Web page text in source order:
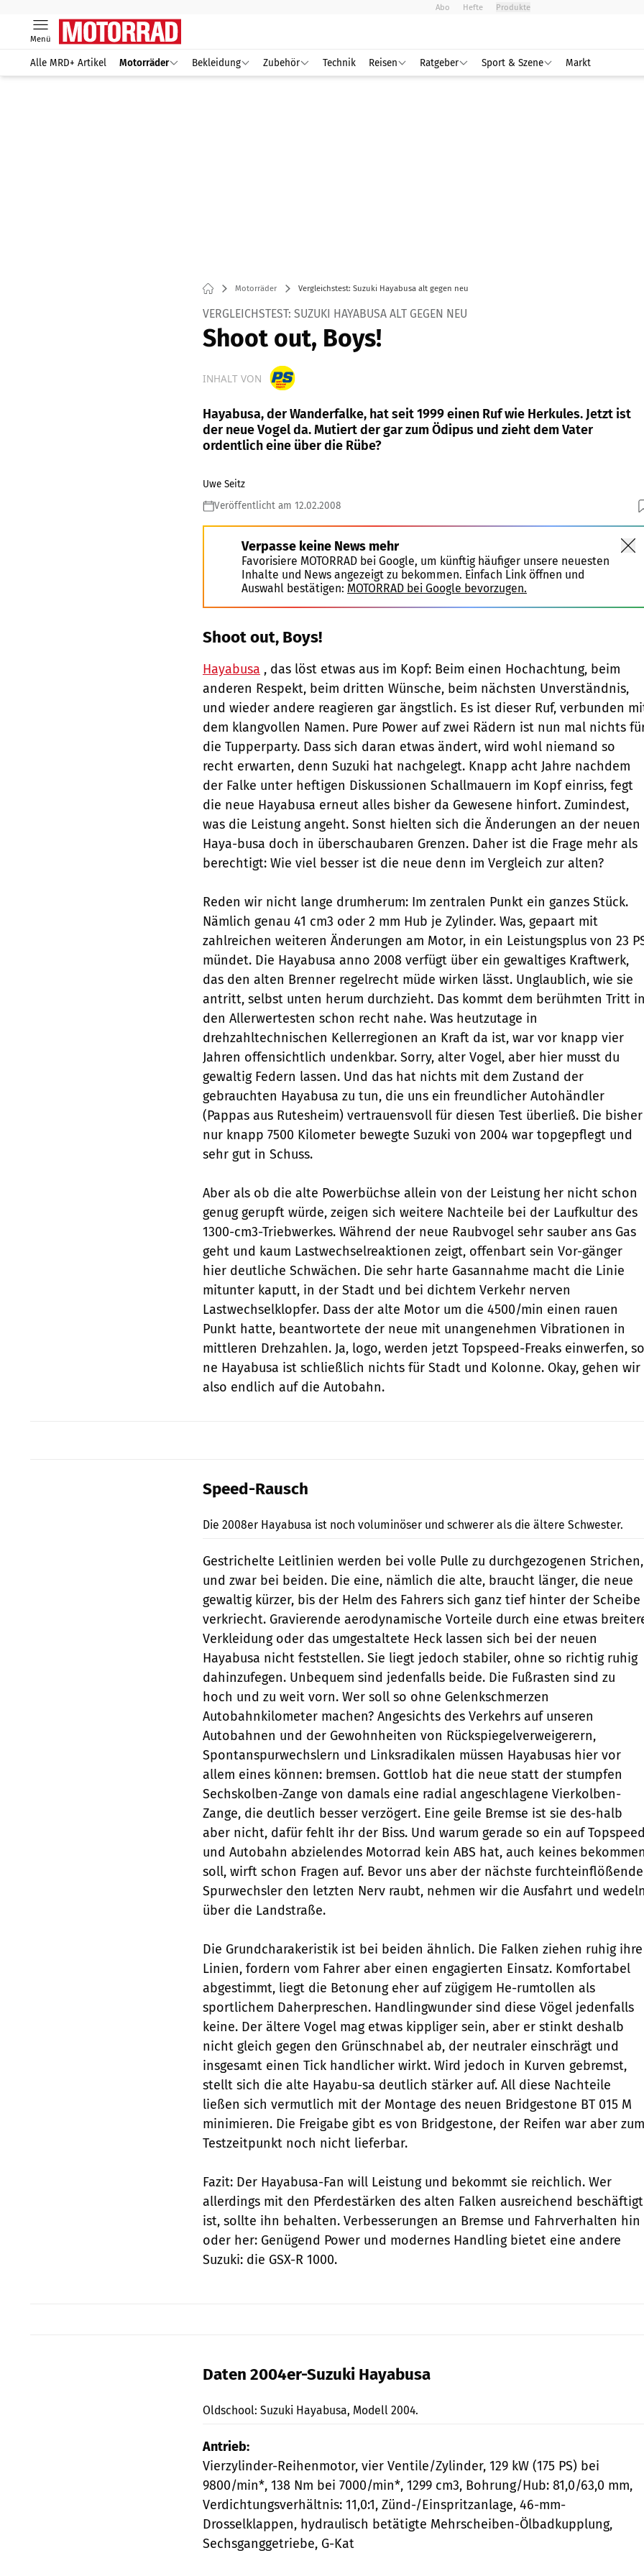
Abo Hefte Produkte
Menü
Alle MRD+ Artikel Motorräder Bekleidung Zubehör Technik Reisen Ratgeber Sport & Szene Markt
Motorräder Vergleichstest: Suzuki Hayabusa alt gegen neu
VERGLEICHSTEST: SUZUKI HAYABUSA ALT GEGEN NEU
Shoot out, Boys!
INHALT VON
Hayabusa, der Wanderfalke, hat seit 1999 einen Ruf wie Herkules. Jetzt ist
der neue Vogel da. Mutiert der gar zum Ödipus und zieht dem Vater
ordentlich eine über die Rübe?
Uwe Seitz
Veröffentlicht am 12.02.2008
Verpasse keine News mehr
Favorisiere MOTORRAD bei Google, um künftig häufiger unsere neuesten
Inhalte und News angezeigt zu bekommen. Einfach Link öffnen und
Auswahl bestätigen: MOTORRAD bei Google bevorzugen.
Shoot out, Boys!
Hayabusa , das löst etwas aus im Kopf: Beim einen Hochachtung, beim
anderen Respekt, beim dritten Wünsche, beim nächsten Unverständnis,
und wieder andere reagieren gar ängstlich. Es ist dieser Ruf, verbunden
dem klangvollen Namen. Pure Power auf zwei Rädern ist nun mal nichts
die Tupperparty. Dass sich daran etwas ändert, wird wohl niemand so
recht erwarten, denn Suzuki hat nachgelegt. Knapp acht Jahre nachdem
der Falke unter heftigen Diskussionen Schallmauern im Kopf einriss, fegt
die neue Hayabusa erneut alles bisher da Gewesene hinfort. Zumindest,
was die Leistung angeht. Sonst hielten sich die Änderungen an der neuen
Haya-busa doch in überschaubaren Grenzen. Daher ist die Frage mehr als
berechtigt: Wie viel besser ist die neue denn im Vergleich zur alten?
Reden wir nicht lange drumherum: Im zentralen Punkt ein ganzes Stück.
Nämlich genau 41 cm3 oder 2 mm Hub je Zylinder. Was, gepaart mit
zahlreichen weiteren Änderungen am Motor, in ein Leistungsplus von 23
mündet. Die Hayabusa anno 2008 verfügt über ein gewaltiges Kraftwerk,
das den alten Brenner regelrecht müde wirken lässt. Unglaublich, wie sie
antritt, selbst unten herum durchzieht. Das kommt dem berühmten Tritt in
den Allerwertesten schon recht nahe. Was heutzutage in
drehzahltechnischen Kellerregionen an Kraft da ist, war vor knapp vier
Jahren offensichtlich undenkbar. Sorry, alter Vogel, aber hier musst du
gewaltig Federn lassen. Und das hat nichts mit dem Zustand der
gebrauchten Hayabusa zu tun, die uns ein freundlicher Autohändler
(Pappas aus Rutesheim) vertrauensvoll für diesen Test überließ. Die bisher
nur knapp 7500 Kilometer bewegte Suzuki von 2004 war topgepflegt und
sehr gut in Schuss.
Aber als ob die alte Powerbüchse allein von der Leistung her nicht schon
genug gerupft würde, zeigen sich weitere Nachteile bei der Laufkultur des
1300-cm3-Triebwerkes. Während der neue Raubvogel sehr sauber ans Gas
geht und kaum Lastwechselreaktionen zeigt, offenbart sein Vor-gänger
hier deutliche Schwächen. Die sehr harte Gasannahme macht die Linie
mitunter kaputt, in der Stadt und bei dichtem Verkehr nerven
Lastwechselklopfer. Dass der alte Motor um die 4500/min einen rauen
Punkt hatte, beantwortete der neue mit unangenehmen Vibrationen in
mittleren Drehzahlen. Ja, logo, werden jetzt Topspeed-Freaks einwerfen, so
ne Hayabusa ist schließlich nichts für Stadt und Kolonne. Okay, gehen wir
also endlich auf die Autobahn.
Speed-Rausch
Die 2008er Hayabusa ist noch voluminöser und schwerer als die ältere Schwester.
Gestrichelte Leitlinien werden bei volle Pulle zu durchgezogenen Strichen,
und zwar bei beiden. Die eine, nämlich die alte, braucht länger, die neue
gewaltig kürzer, bis der Helm des Fahrers sich ganz tief hinter der Scheibe
verkriecht. Gravierende aerodynamische Vorteile durch eine etwas
Verkleidung oder das umgestaltete Heck lassen sich bei der neuen
Hayabusa nicht feststellen. Sie liegt jedoch stabiler, ohne so richtig ruhig
dahinzufegen. Unbequem sind jedenfalls beide. Die Fußrasten sind zu
hoch und zu weit vorn. Wer soll so ohne Gelenkschmerzen
Autobahnkilometer machen? Angesichts des Verkehrs auf unseren
Autobahnen und der Gewohnheiten von Rückspiegelverweigerern,
Spontanspurwechslern und Linksradikalen müssen Hayabusas hier vor
allem eines können: bremsen. Gottlob hat die neue statt der stumpfen
Sechskolben-Zange von damals eine radial angeschlagene Vierkolben-
Zange, die deutlich besser verzögert. Eine geile Bremse ist sie des-halb
aber nicht, dafür fehlt ihr der Biss. Und warum gerade so ein auf Topspeed
und Autobahn abzielendes Motorrad kein ABS hat, auch keines bekommen
soll, wirft schon Fragen auf. Bevor uns aber der nächste furchteinflößende
Spurwechsler den letzten Nerv raubt, nehmen wir die Ausfahrt und wedeln
über die Landstraße.
Die Grundcharakeristik ist bei beiden ähnlich. Die Falken ziehen ruhig ihre
Linien, fordern vom Fahrer aber einen engagierten Einsatz. Komfortabel
abgestimmt, liegt die Betonung eher auf zügigem He-rumtollen als
sportlichem Daherpreschen. Handlingwunder sind diese Vögel jedenfalls
keine. Der ältere Vogel mag etwas kippliger sein, aber er stinkt deshalb
nicht gleich gegen den Grünschnabel ab, der neutraler einschrägt und
insgesamt einen Tick handlicher wirkt. Wird jedoch in Kurven gebremst,
stellt sich die alte Hayabu-sa deutlich stärker auf. All diese Nachteile
ließen sich vermutlich mit der Montage des neuen Bridgestone BT 015 M
minimieren. Die Freigabe gibt es von Bridgestone, der Reifen war aber zum
Testzeitpunkt noch nicht lieferbar.
Fazit: Der Hayabusa-Fan will Leistung und bekommt sie reichlich. Wer
allerdings mit den Pferdestärken des alten Falken ausreichend beschäftigt
ist, sollte ihn behalten. Verbesserungen an Bremse und Fahrverhalten hin
oder her: Genügend Power und modernes Handling bietet eine andere
Suzuki: die GSX-R 1000.
Daten 2004er-Suzuki Hayabusa
Oldschool: Suzuki Hayabusa, Modell 2004.
Antrieb:
Vierzylinder-Reihenmotor, vier Ventile/Zylinder, 129 kW (175 PS) bei
9800/min*, 138 Nm bei 7000/min*, 1299 cm3, Bohrung/Hub: 81,0/63,0 mm,
Verdichtungsverhältnis: 11,0:1, Zünd-/Einspritzanlage, 46-mm-
Drosselklappen, hydraulisch betätigte Mehrscheiben-Ölbadkupplung,
Sechsganggetriebe, G-Kat